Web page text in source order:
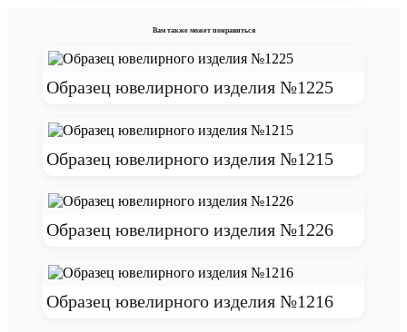
Вам также может понравиться
Образец ювелирного изделия №1225
Образец ювелирного изделия №1215
Образец ювелирного изделия №1226
Образец ювелирного изделия №1216